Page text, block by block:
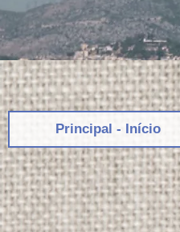
Principal - Início